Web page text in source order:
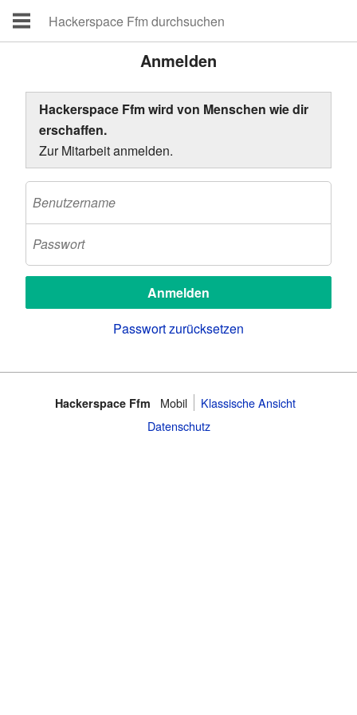
Anmelden
Hackerspace Ffm wird von Menschen wie dir
erschaffen.
Zur Mitarbeit anmelden.
Passwort zurücksetzen
Hackerspace Ffm Mobil
Klassische Ansicht
Datenschutz